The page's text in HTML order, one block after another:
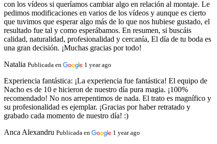
con los vídeos si queríamos cambiar algo en relación al montaje. Le
pedimos modificaciones en varios de los vídeos y aunque es cierto
que tuvimos que esperar algo más de lo que nos hubiese gustado, el
resultado fue tal y como esperábamos. En resumen, si buscáis
calidad, naturalidad, profesionalidad y cercanía, El día de tu boda es
una gran decisión. ¡Muchas gracias por todo!
Natalia Publicada en 1 year ago
Experiencia fantástica: ¡La experiencia fue fantástica! El equipo de
Nacho es de 10 e hicieron de nuestro día pura magia. ¡100%
recomendado! No nos arrepentimos de nada. El trato es magnífico y
su profesionalidad es ejemplar. ¡Gracias por haber retratado y
grabado cada momento de nuestro día! :)
Anca Alexandru Publicada en 1 year ago